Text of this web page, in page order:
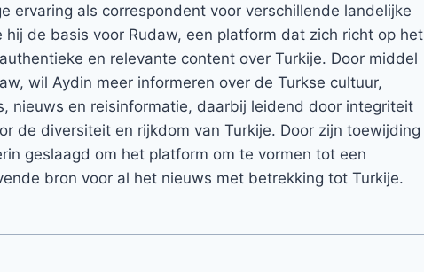
ervaring als correspondent voor verschillende landelijke
hij de basis voor Rudaw, een platform dat zich richt op het
en relevante content over Turkije. Door middel
wil Aydin meer informeren over de Turkse cultuur,
nieuws en reisinformatie, daarbij leidend door integriteit
de diversiteit en rijkdom van Turkije. Door zijn toewijding
geslaagd om het platform om te vormen tot een
bron voor al het nieuws met betrekking tot Turkije.